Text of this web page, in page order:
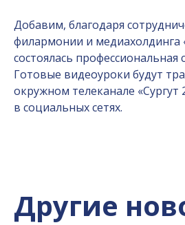
Добавим, благодаря
филармонии и медиахолдинга
состоялась профессиональная
Готовые видеоуроки будут
окружном телеканале «Сургут
в социальных сетях.
Другие